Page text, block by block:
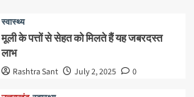
स्वास्थ्य
मूली के पत्तों से सेहत को मिलते हैं यह जबरदस्त
लाभ
Rashtra Sant July 2, 2025 0